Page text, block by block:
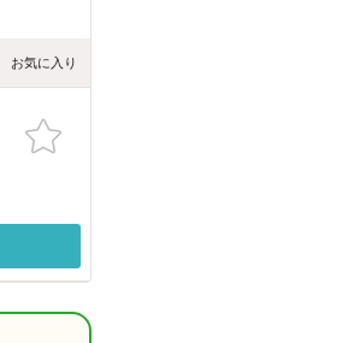
お気に入り